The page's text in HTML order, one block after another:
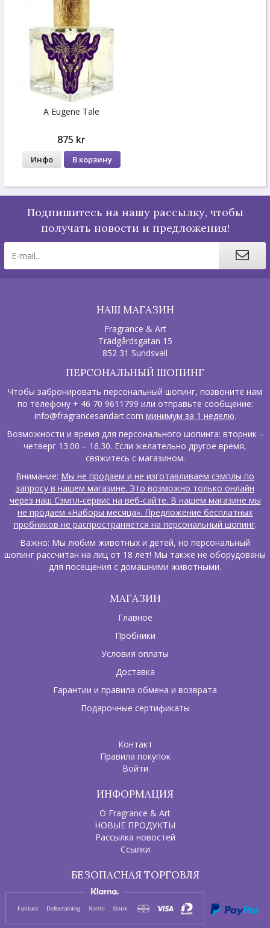
A Eugene Tale
875 kr
Инфо В корзину
Подпишитесь на нашу рассылку, чтобы
получать новости и предложения!
НАШ МАГАЗИН
Fragrance & Art
Trädgårdsgatan 15
852 31 Sundsvall
ПЕРСОНАЛЬНЫЙ ШОПИНГ
Чтобы забронировать персональный шопинг, позвоните нам
по телефону + 46 70 9611799 или отправьте сообщение:
info@fragrancesandart.com минимум за 1 неделю.
Возможности и время для персонального шопинга: вторник –
четверг 13.00 – 16.30. Если желательно другое время,
свяжитесь с магазином.
Внимание: Мы не продаем и не изготавливаем сэмплы по
запросу в нашем магазине. Это возможно только онлайн
через наш Сэмпл-сервис на веб-сайте. В нашем магазине мы
не продаем «Наборы месяца». Предложение бесплатных
пробников не распространяется на персональный шопинг.
Важно: Мы любим животных и детей, но персональный
шопинг рассчитан на лиц от 18 лет! Мы также не оборудованы
для посещения с домашними животными.
МАГАЗИН
Главное
Пробники
Условия оплаты
Доставка
Гарантии и правила обмена и возврата
Подарочные сертификаты
Контакт
Правила покупок
Войти
ИНФОРМАЦИЯ
О Fragrance & Art
НОВЫЕ ПРОДУКТЫ
Рассылка новостей
Ссылки
БЕЗОПАСНАЯ ТОРГОВЛЯ